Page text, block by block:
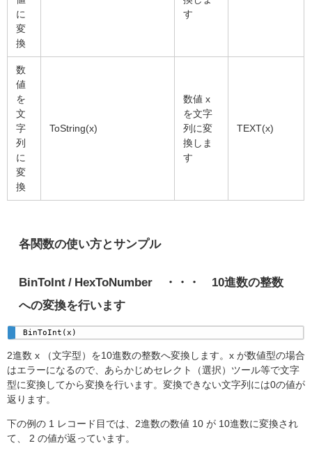
に
変
換
す
数
値
を
文
字
列
に
変
換
ToString(x)
数値 x
を文字
列に変
換しま
す
TEXT(x)
各関数の使い方とサンプル
BinToInt / HexToNumber ・・・ 10進数の整数
への変換を行います
BinToInt(x)
2進数 x （文字型）を10進数の整数へ変換します。x が数値型の場合
はエラーになるので、あらかじめセレクト（選択）ツール等で文字
型に変換してから変換を行います。変換できない文字列には0の値が
返ります。
下の例の 1 レコード目では、2進数の数値 10 が 10進数に変換され
て、 2 の値が返っています。